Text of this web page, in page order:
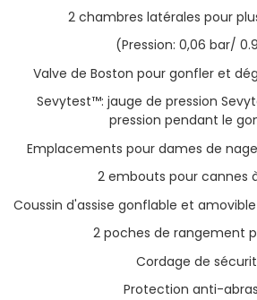
2 chambres latérales pour
(Pression: 0,06 bar/
Valve de Boston pour gonfler et
Sevytest™: jauge de pression
pression pendant le
Emplacements pour dames de
2 embouts pour cannes
Coussin d'assise gonflable et
2 poches de rangement
Cordage de
Protection anti-